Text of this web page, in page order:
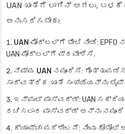
UAN ಖಾತೆಗೆ ಲಾಗಿನ್ ಆಗಲು,
ಅನುಸರಿಸಬೇಕು:
UAN ಪೋರ್ಟಲ್‌ಗೆ ಭೇಟಿ ನೀಡಿ:
UAN ಪೋರ್ಟಲ್‌ಗೆ ಪ್ರವೇಶಿಸಿ.
ನಿಮ್ಮ UAN ನಮೂದಿಸಿ:
ಸಾರ್ವತ್ರಿಕ ಖಾತೆ ಸಂಖ್ಯೆಯನ್ನು ಟೈಪ್
ಇನ್‌ಪುಟ್ ಪಾಸ್‌ವರ್ಡ್: UAN
ರಚಿಸಲಾದ ಪಾಸ್‌ವರ್ಡ್ ಅನ್ನು
ಕ್ಯಾಪ್ಚಾ ಪರಿಶೀಲನೆ: ನೀವು